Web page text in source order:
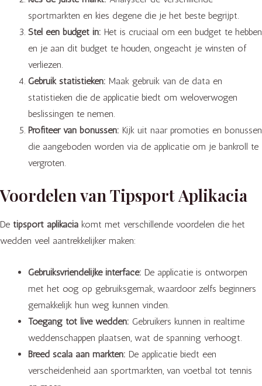
sportmarkten en kies degene die je het beste begrijpt.
Stel een budget in: Het is cruciaal om een budget te hebben
en je aan dit budget te houden, ongeacht je winsten of
verliezen.
Gebruik statistieken: Maak gebruik van de data en
statistieken die de applicatie biedt om weloverwogen
beslissingen te nemen.
Profiteer van bonussen: Kijk uit naar promoties en bonussen
die aangeboden worden via de applicatie om je bankroll te
vergroten.
Voordelen van Tipsport Aplikacia
De tipsport aplikacia komt met verschillende voordelen die het
wedden veel aantrekkelijker maken:
Gebruiksvriendelijke interface: De applicatie is ontworpen
met het oog op gebruiksgemak, waardoor zelfs beginners
gemakkelijk hun weg kunnen vinden.
Toegang tot live wedden: Gebruikers kunnen in realtime
weddenschappen plaatsen, wat de spanning verhoogt.
Breed scala aan markten: De applicatie biedt een
verscheidenheid aan sportmarkten, van voetbal tot tennis